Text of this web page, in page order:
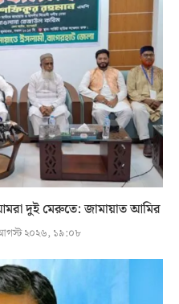
দুই মেরুতে: জামায়াত আমির
২০২৬, ১৯:০৮